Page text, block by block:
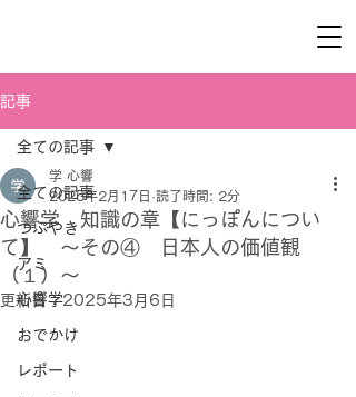
記事
全ての記事
つぶやき
アミ
心響学
おでかけ
レポート
全ての記事
心響学 知識の章【にっぽんについ
て】 ～その④ 日本人の価値観
（１）～
学 心響
2025年2月17日 読了時間: 2分
更新日：2025年3月6日